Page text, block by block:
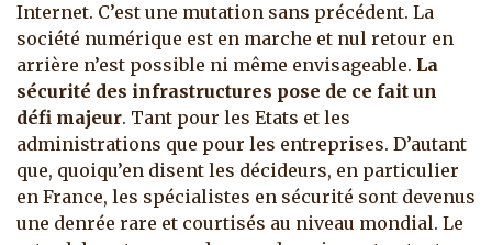
Internet. C’est une mutation sans précédent. La
société numérique est en marche et nul retour en
arrière n’est possible ni même envisageable. La
sécurité des infrastructures pose de ce fait un
défi majeur. Tant pour les Etats et les
administrations que pour les entreprises. D’autant
que, quoiqu’en disent les décideurs, en particulier
en France, les spécialistes en sécurité sont devenus
une denrée rare et courtisés au niveau mondial. Le